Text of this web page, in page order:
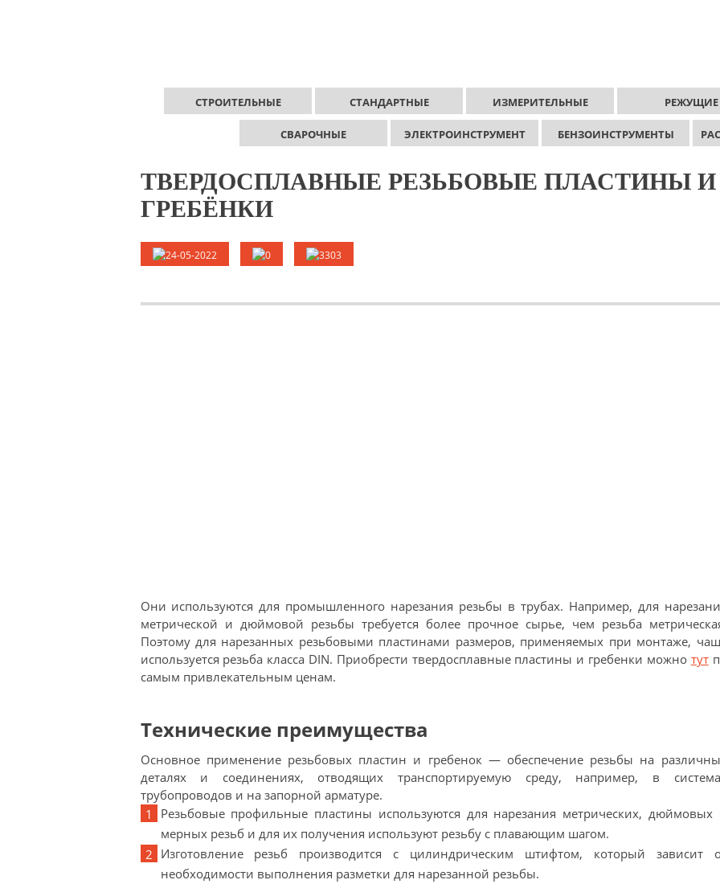
СТРОИТЕЛЬНЫЕ СТАНДАРТНЫЕ ИЗМЕРИТЕЛЬНЫЕ РЕЖУЩИЕ
СВАРОЧНЫЕ ЭЛЕКТРОИНСТРУМЕНТ БЕНЗОИНСТРУМЕНТЫ
ТВЕРДОСПЛАВНЫЕ РЕЗЬБОВЫЕ ПЛАСТИНЫ И
ГРЕБЁНКИ
24-05-2022 0 3303
Они используются для промышленного нарезания резьбы в трубах. Например, для
метрической и дюймовой резьбы требуется более прочное сырье, чем резьба
Поэтому для нарезанных резьбовыми пластинами размеров, применяемых при монтаже,
используется резьба класса DIN. Приобрести твердосплавные пластины и гребенки можно тут
самым привлекательным ценам.
Технические преимущества
Основное применение резьбовых пластин и гребенок — обеспечение резьбы на
деталях и соединениях, отводящих транспортируемую среду, например, в
трубопроводов и на запорной арматуре.
Резьбовые профильные пластины используются для нарезания метрических, дюймовых
мерных резьб и для их получения используют резьбу с плавающим шагом.
Изготовление резьб производится с цилиндрическим штифтом, который зависит
необходимости выполнения разметки для нарезанной резьбы.